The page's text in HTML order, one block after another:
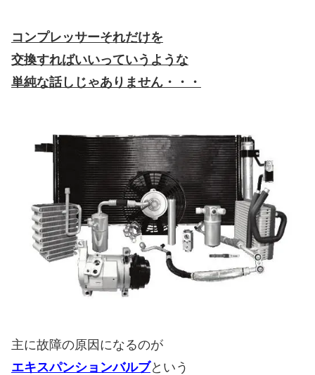
コンプレッサーそれだけを
交換すればいいっていうような
単純な話しじゃありません・・・
主に故障の原因になるのが
エキスパンションバルブという